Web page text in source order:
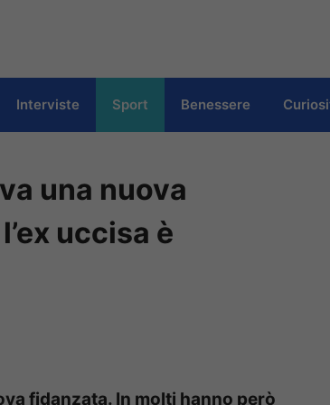
Interviste Sport Benessere
una nuova
uccisa è
fidanzata. In molti hanno però